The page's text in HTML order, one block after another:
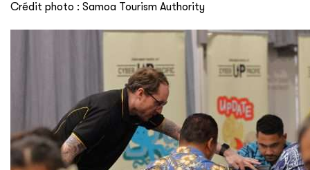
Crédit photo : Samoa Tourism Authority